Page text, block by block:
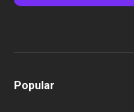
Popular